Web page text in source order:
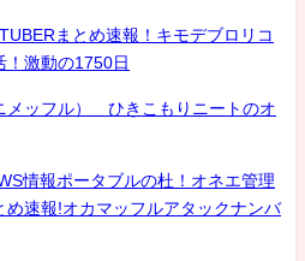
まとめ速報！キモデブロリコ
！激動の1750日
メッフル） ひきこもりニートのオ
情報ポータブルの杜！オネエ管理
め速報!オカマッフルアタックナンバ